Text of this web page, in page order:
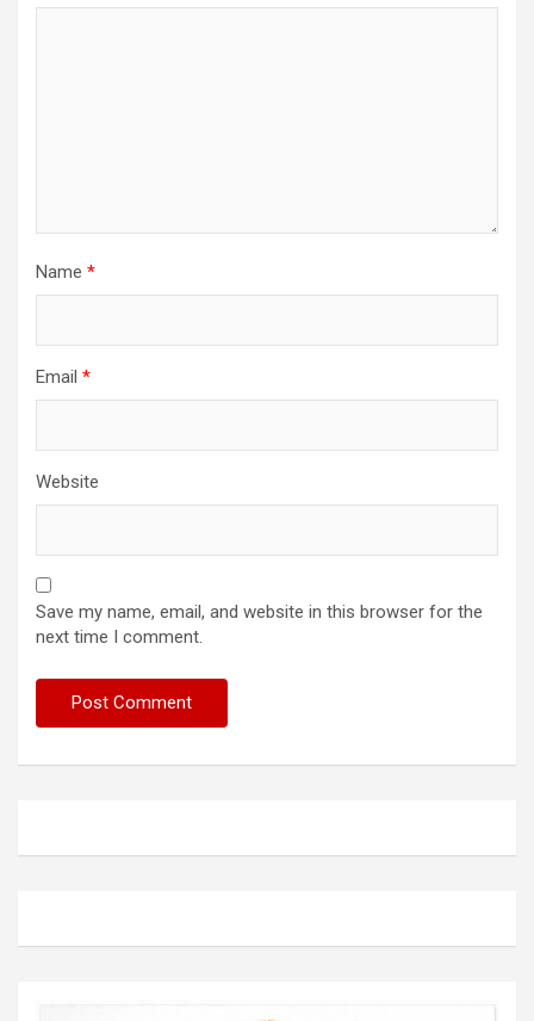
Name *
Email *
Website
Save my name, email, and website in this browser for the
next time I comment.